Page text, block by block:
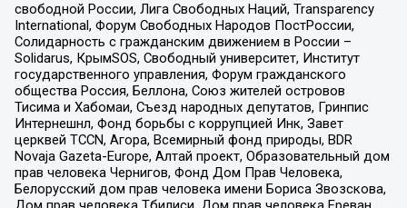
свободной России, Лига Свободных Наций, Transparеncy
International, Форум Свободных Народов ПостРоссии,
Солидарность с гражданским движением в России –
Solidarus, КрымSOS, Свободный университет, Институт
государственного управления, Форум гражданского
общества Россия, Беллона, Союз жителей островов
Тисима и Хабомаи, Съезд народных депутатов, Гринпис
Интернешнл, Фонд борьбы с коррупцией Инк, Завет
церквей TCCN, Агора, Всемирный фонд природы, BDR
Novaja Gazeta-Europe, Алтай проект, Образовательный дом
прав человека Чернигов, Фонд Дом Прав Человека,
Белорусский дом прав человека имени Бориса Звозскова,